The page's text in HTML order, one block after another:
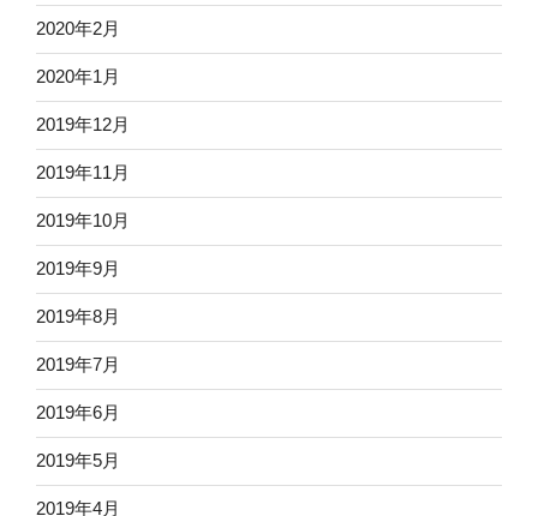
2020年2月
2020年1月
2019年12月
2019年11月
2019年10月
2019年9月
2019年8月
2019年7月
2019年6月
2019年5月
2019年4月